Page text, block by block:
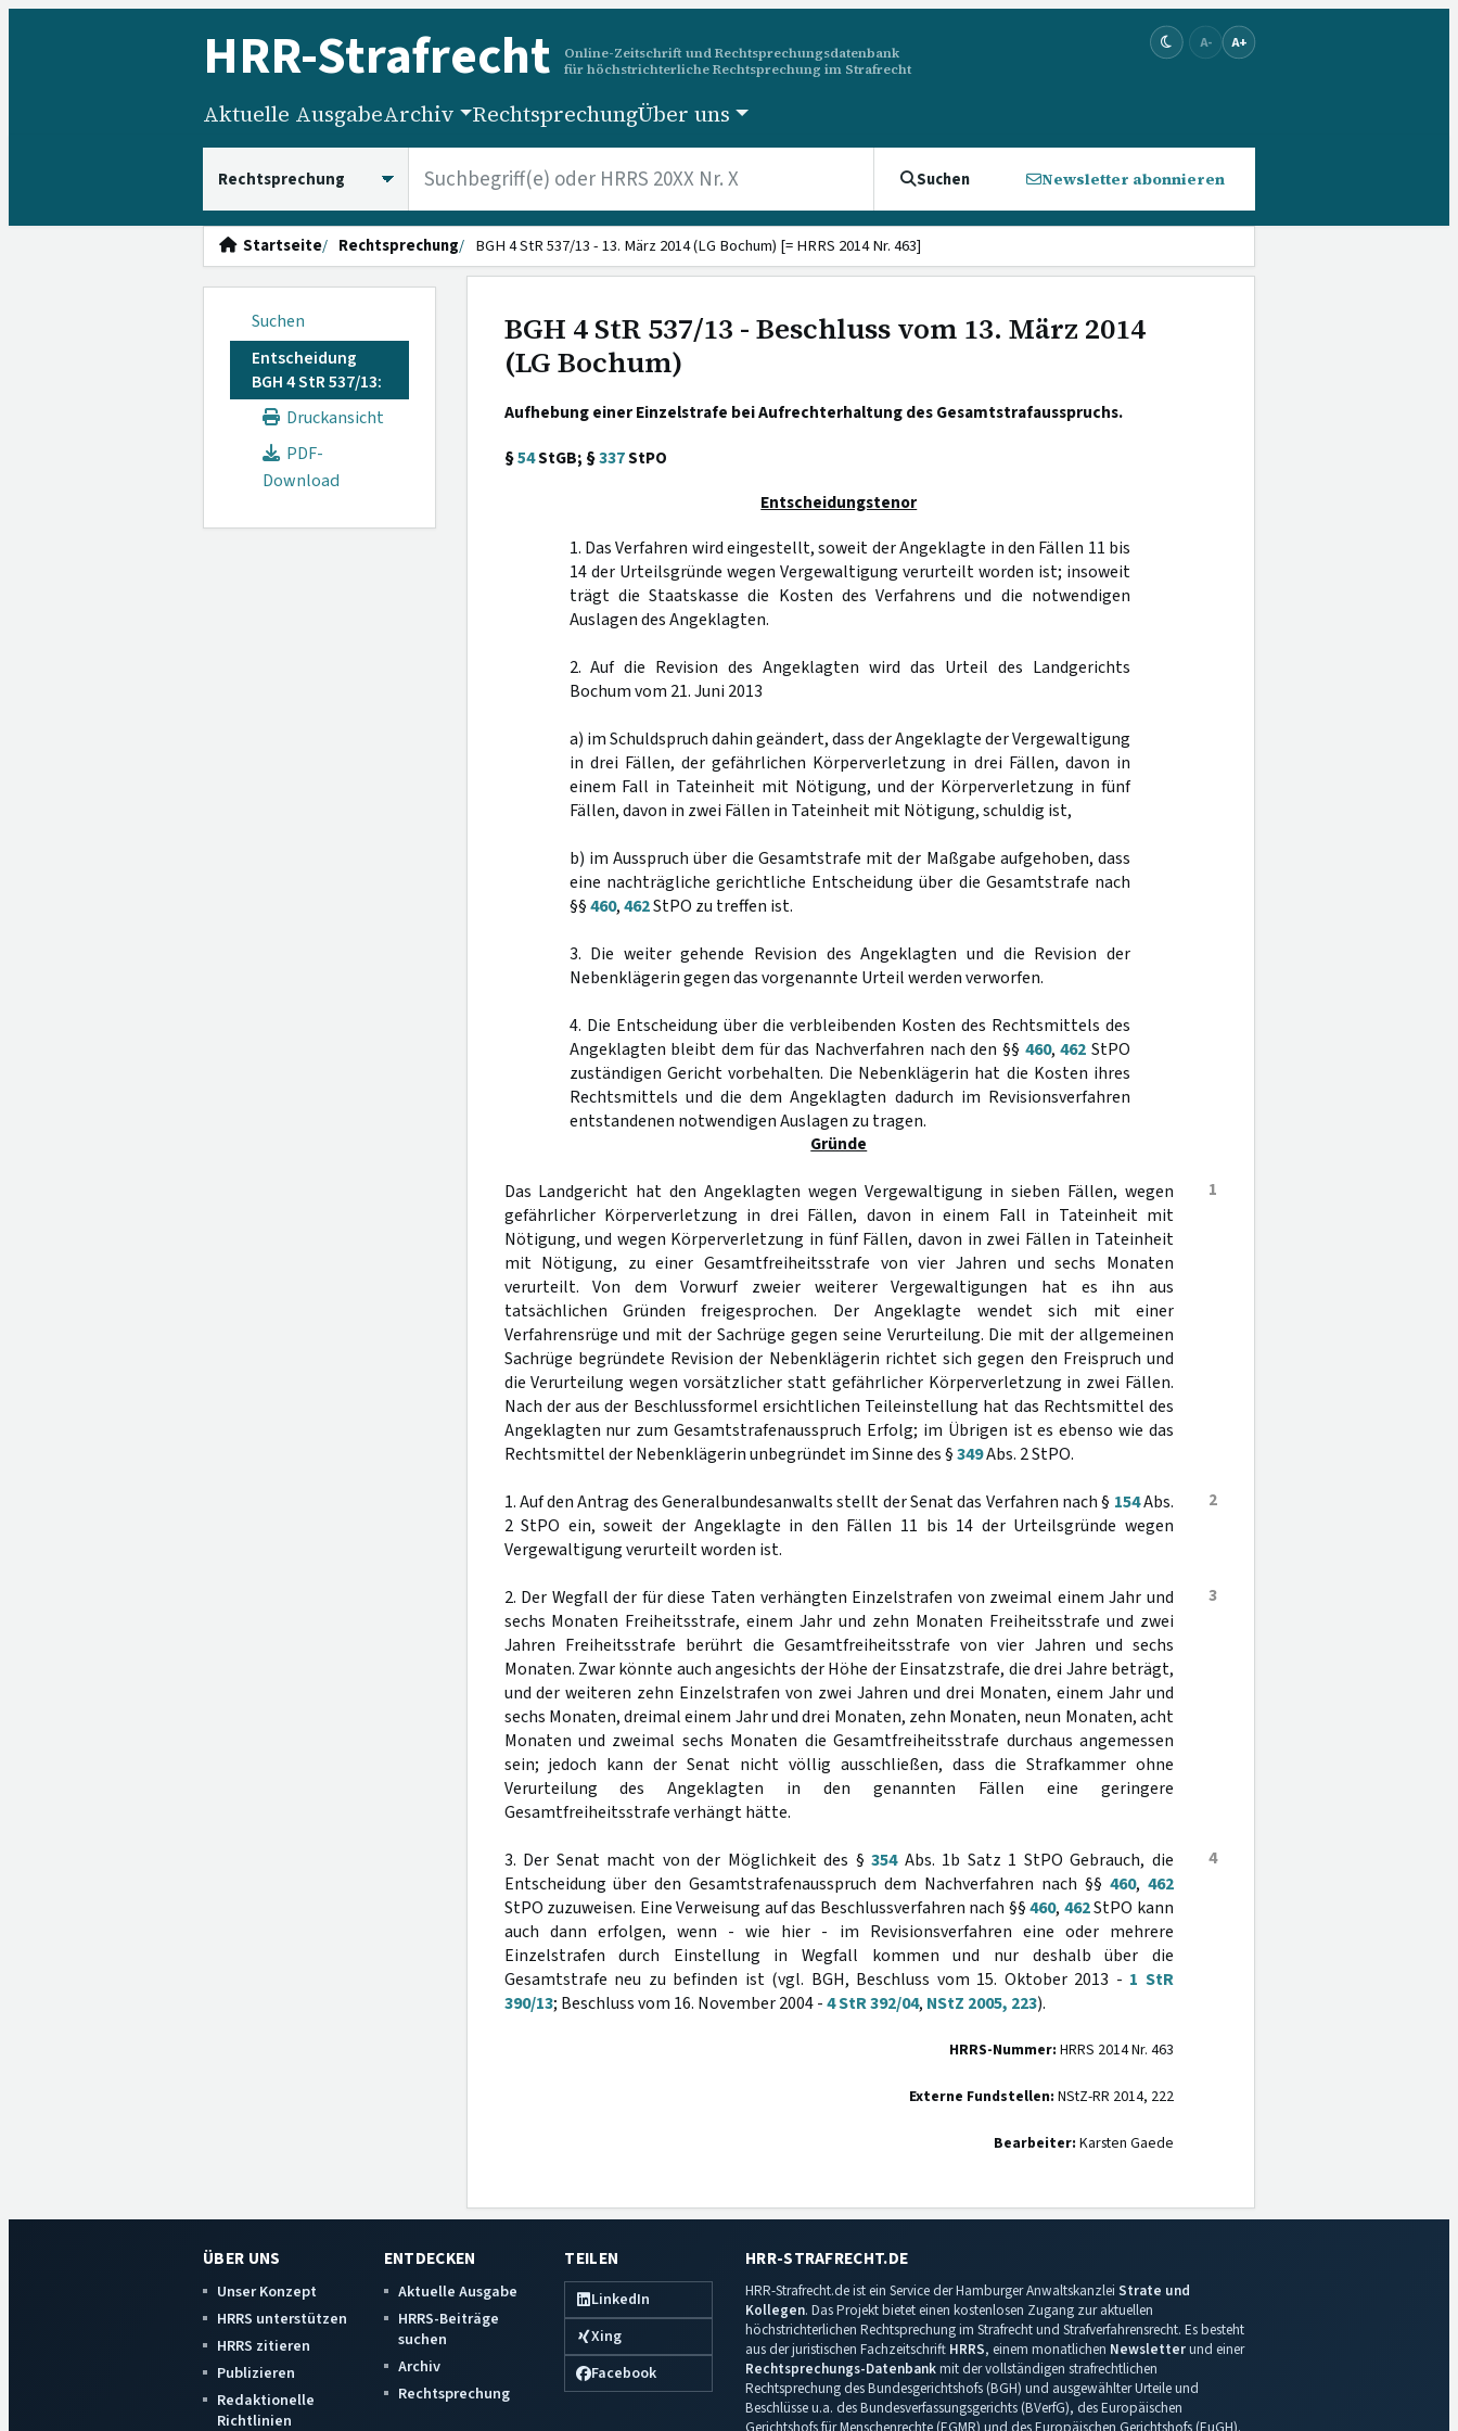
HRR-Strafrecht
Online-Zeitschrift und Rechtsprechungsdatenbank
für höchstrichterliche Rechtsprechung im Strafrecht
A- A+
Aktuelle AusgabeArchiv RechtsprechungÜber uns
Suchen Newsletter abonnieren
Startseite Rechtsprechung BGH 4 StR 537/13 - 13. März 2014 (LG Bochum) [= HRRS 2014 Nr. 463]
Suchen
Entscheidung
BGH 4 StR 537/13:
Druckansicht
PDF-
Download
BGH 4 StR 537/13 - Beschluss vom 13. März 2014
(LG Bochum)
Aufhebung einer Einzelstrafe bei Aufrechterhaltung des Gesamtstrafausspruchs.
§54StGB; §337StPO
Entscheidungstenor
1. Das Verfahren wird eingestellt, soweit der Angeklagte in den Fällen 11 bis
14 der Urteilsgründe wegen Vergewaltigung verurteilt worden ist; insoweit
trägt die Staatskasse die Kosten des Verfahrens und die notwendigen
Auslagen des Angeklagten.
2. Auf die Revision des Angeklagten wird das Urteil des Landgerichts
Bochum vom 21. Juni 2013
a) im Schuldspruch dahin geändert, dass der Angeklagte der Vergewaltigung
in drei Fällen, der gefährlichen Körperverletzung in drei Fällen, davon in
einem Fall in Tateinheit mit Nötigung, und der Körperverletzung in fünf
Fällen, davon in zwei Fällen in Tateinheit mit Nötigung, schuldig ist,
b) im Ausspruch über die Gesamtstrafe mit der Maßgabe aufgehoben, dass
eine nachträgliche gerichtliche Entscheidung über die Gesamtstrafe nach
§§460,462StPO zu treffen ist.
3. Die weiter gehende Revision des Angeklagten und die Revision der
Nebenklägerin gegen das vorgenannte Urteil werden verworfen.
4. Die Entscheidung über die verbleibenden Kosten des Rechtsmittels des
Angeklagten bleibt dem für das Nachverfahren nach den §§ 460,462 StPO
zuständigen Gericht vorbehalten. Die Nebenklägerin hat die Kosten ihres
Rechtsmittels und die dem Angeklagten dadurch im Revisionsverfahren
entstandenen notwendigen Auslagen zu tragen.
Gründe
1
Das Landgericht hat den Angeklagten wegen Vergewaltigung in sieben Fällen, wegen
gefährlicher Körperverletzung in drei Fällen, davon in einem Fall in Tateinheit mit
Nötigung, und wegen Körperverletzung in fünf Fällen, davon in zwei Fällen in Tateinheit
mit Nötigung, zu einer Gesamtfreiheitsstrafe von vier Jahren und sechs Monaten
verurteilt. Von dem Vorwurf zweier weiterer Vergewaltigungen hat es ihn aus
tatsächlichen Gründen freigesprochen. Der Angeklagte wendet sich mit einer
Verfahrensrüge und mit der Sachrüge gegen seine Verurteilung. Die mit der allgemeinen
Sachrüge begründete Revision der Nebenklägerin richtet sich gegen den Freispruch und
die Verurteilung wegen vorsätzlicher statt gefährlicher Körperverletzung in zwei Fällen.
Nach der aus der Beschlussformel ersichtlichen Teileinstellung hat das Rechtsmittel des
Angeklagten nur zum Gesamtstrafenausspruch Erfolg; im Übrigen ist es ebenso wie das
Rechtsmittel der Nebenklägerin unbegründet im Sinne des §349Abs. 2 StPO.
2
1. Auf den Antrag des Generalbundesanwalts stellt der Senat das Verfahren nach § 154Abs.
2 StPO ein, soweit der Angeklagte in den Fällen 11 bis 14 der Urteilsgründe wegen
Vergewaltigung verurteilt worden ist.
3
2. Der Wegfall der für diese Taten verhängten Einzelstrafen von zweimal einem Jahr und
sechs Monaten Freiheitsstrafe, einem Jahr und zehn Monaten Freiheitsstrafe und zwei
Jahren Freiheitsstrafe berührt die Gesamtfreiheitsstrafe von vier Jahren und sechs
Monaten. Zwar könnte auch angesichts der Höhe der Einsatzstrafe, die drei Jahre beträgt,
und der weiteren zehn Einzelstrafen von zwei Jahren und drei Monaten, einem Jahr und
sechs Monaten, dreimal einem Jahr und drei Monaten, zehn Monaten, neun Monaten, acht
Monaten und zweimal sechs Monaten die Gesamtfreiheitsstrafe durchaus angemessen
sein; jedoch kann der Senat nicht völlig ausschließen, dass die Strafkammer ohne
Verurteilung des Angeklagten in den genannten Fällen eine geringere
Gesamtfreiheitsstrafe verhängt hätte.
4
3. Der Senat macht von der Möglichkeit des §354Abs. 1b Satz 1 StPO Gebrauch, die
Entscheidung über den Gesamtstrafenausspruch dem Nachverfahren nach §§460,462
StPO zuzuweisen. Eine Verweisung auf das Beschlussverfahren nach §§460, 462StPO kann
auch dann erfolgen, wenn - wie hier - im Revisionsverfahren eine oder mehrere
Einzelstrafen durch Einstellung in Wegfall kommen und nur deshalb über die
Gesamtstrafe neu zu befinden ist (vgl. BGH, Beschluss vom 15. Oktober 2013 - 1 StR
390/13; Beschluss vom 16. November 2004 -4 StR 392/04, NStZ 2005, 223).
HRRS-Nummer: HRRS 2014 Nr. 463
Externe Fundstellen: NStZ-RR 2014, 222
Bearbeiter: Karsten Gaede
ÜBER UNS
Unser Konzept
HRRS unterstützen
HRRS zitieren
Publizieren
Redaktionelle
Richtlinien
ENTDECKEN
Aktuelle Ausgabe
HRRS-Beiträge
suchen
Archiv
Rechtsprechung
TEILEN
LinkedIn
Xing
Facebook
HRR-STRAFRECHT.DE
HRR-Strafrecht.de ist ein Service der Hamburger Anwaltskanzlei Strate und
Kollegen. Das Projekt bietet einen kostenlosen Zugang zur aktuellen
höchstrichterlichen Rechtsprechung im Strafrecht und Strafverfahrensrecht. Es besteht
aus der juristischen Fachzeitschrift HRRS, einem monatlichen Newsletterund einer
Rechtsprechungs-Datenbankmit der vollständigen strafrechtlichen
Rechtsprechung des Bundesgerichtshofs (BGH) und ausgewählter Urteile und
Beschlüsse u.a. des Bundesverfassungsgerichts (BVerfG), des Europäischen